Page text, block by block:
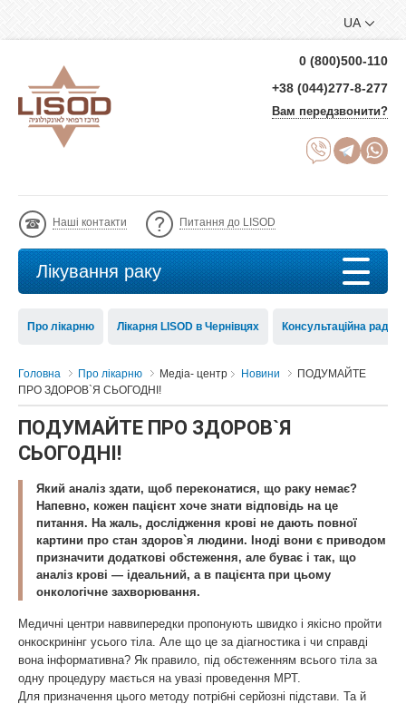
UA
0 (800)500-110
+38 (044)277-8-277
Вам передзвонити?
Наші контакти Питання до LISOD
Лікування раку
Про лікарню Лікарня LISOD в Чернівцях Консультаційна рада
Головна Про лікарню Медіа- центр Новини
ПОДУМАЙТЕ
ПРО ЗДОРОВ`Я СЬОГОДНІ!
ПОДУМАЙТЕ ПРО ЗДОРОВ`Я
СЬОГОДНІ!
Який аналіз здати, щоб переконатися, що раку немає?
Напевно, кожен пацієнт хоче знати відповідь на це
питання. На жаль, дослідження крові не дають повної
картини про стан здоров`я людини. Іноді вони є приводом
призначити додаткові обстеження, але буває і так, що
аналіз крові — ідеальний, а в пацієнта при цьому
онкологічне захворювання.
Медичні центри наввипередки пропонують швидко і якісно пройти
онкоскринінг усього тіла. Але що це за діагностика і чи справді
вона інформативна? Як правило, під обстеженням всього тіла за
одну процедуру мається на увазі проведення МРТ.
Для призначення цього методу потрібні серйозні підстави. Та й